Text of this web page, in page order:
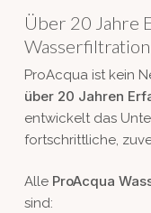
Über 20 Jahre
Wasserfiltration
ProAcqua ist kein
über 20 Jahren
entwickelt das
fortschrittliche,
Alle ProAcqua
sind: